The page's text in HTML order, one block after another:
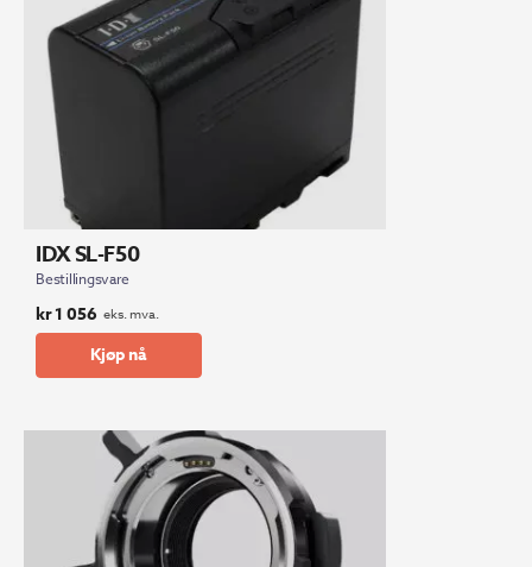
IDX SL-F50
Bestillingsvare
kr1 056 eks. mva.
Kjøp nå